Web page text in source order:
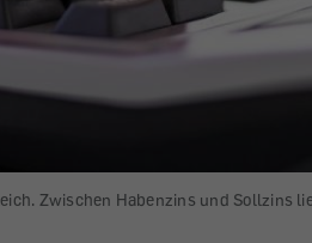
Zwischen Habenzins und Sollzins